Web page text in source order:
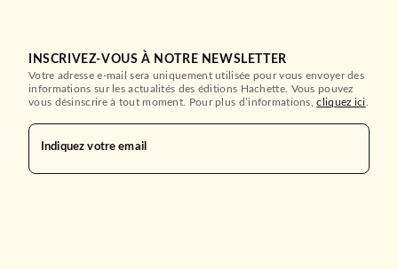
ESSAIS
Votre peau a des choses à
04/09/2019
LAROUSSE
INSCRIVEZ-VOUS À NOTRE NEWSLETTER
Votre adresse e-mail sera uniquement utilisée pour vous envoyer des
informations sur les actualités des éditions Hachette. Vous pouvez
vous désinscrire à tout moment. Pour plus d’informations,cliquez ici
Indiquez votre email